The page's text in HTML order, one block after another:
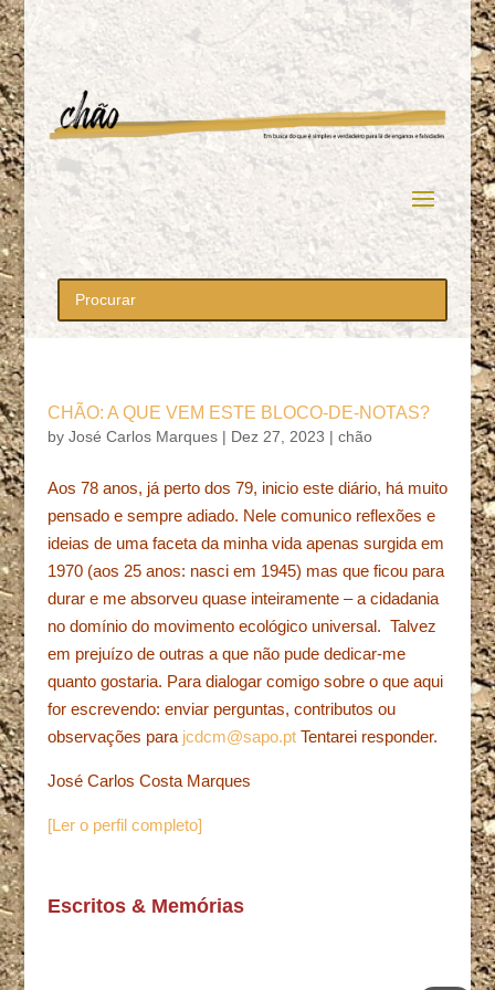
CHÃO: A QUE VEM ESTE BLOCO-DE-NOTAS?
by José Carlos Marques| Dez 27, 2023 | chão
Aos 78 anos, já perto dos 79, inicio este diário, há muito
pensado e sempre adiado. Nele comunico reflexões e
ideias de uma faceta da minha vida apenas surgida em
1970 (aos 25 anos: nasci em 1945) mas que ficou para
durar e me absorveu quase inteiramente – a cidadania
no domínio do movimento ecológico universal. Talvez
em prejuízo de outras a que não pude dedicar-me
quanto gostaria. Para dialogar comigo sobre o que aqui
for escrevendo: enviar perguntas, contributos ou
observações parajcdcm@sapo.ptTentarei responder.
José Carlos Costa Marques
[Ler o perfil completo]
Escritos & Memórias